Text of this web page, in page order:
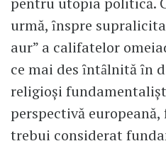
urmă, ȋnspre
aur” a califatelor
ce mai des ȋntȃlnită ȋn
religioşi
perspectivă
trebui considerat